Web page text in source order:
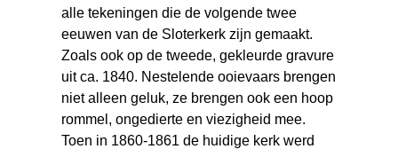
alle tekeningen die de volgende twee
eeuwen van de Sloterkerk zijn gemaakt.
Zoals ook op de tweede, gekleurde gravure
uit ca. 1840. Nestelende ooievaars brengen
niet alleen geluk, ze brengen ook een hoop
rommel, ongedierte en viezigheid mee.
Toen in 1860-1861 de huidige kerk werd